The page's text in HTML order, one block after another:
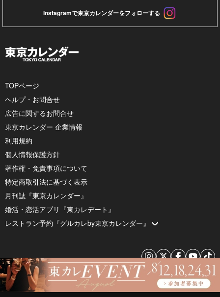
Instagramで東京カレンダーをフォローする
TOPページ
ヘルプ・お問合せ
広告に関するお問合せ
東京カレンダー 企業情報
利用規約
個人情報保護方針
著作権・免責事項について
特定商取引法に基づく表示
月刊誌『東京カレンダー』
婚活・恋活アプリ『東カレデート』
レストラン予約『グルカレby東京カレンダー』
© 2026 by Tokyo Calendar, Inc.